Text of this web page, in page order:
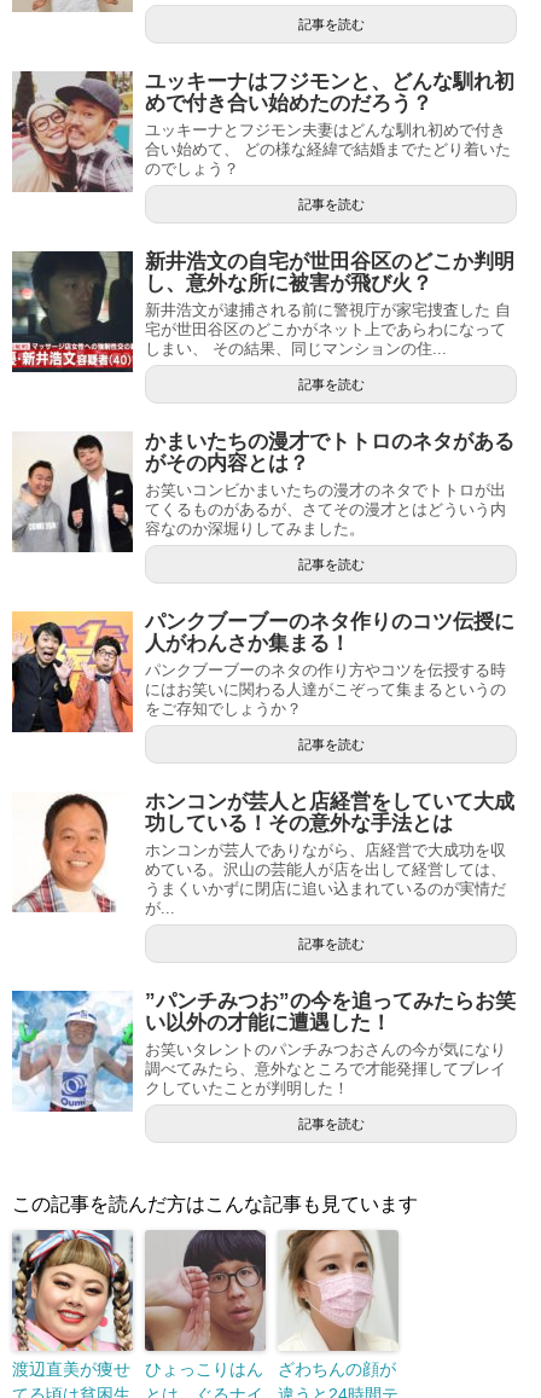
記事を読む
ユッキーナはフジモンと、どんな馴れ初
めで付き合い始めたのだろう？
ユッキーナとフジモン夫妻はどんな馴れ初めで付き
合い始めて、 どの様な経緯で結婚までたどり着いた
のでしょう？
記事を読む
新井浩文の自宅が世田谷区のどこか判明
し、意外な所に被害が飛び火？
新井浩文が逮捕される前に警視庁が家宅捜査した 自
宅が世田谷区のどこかがネット上であらわになって
しまい、 その結果、同じマンションの住...
記事を読む
かまいたちの漫才でトトロのネタがある
がその内容とは？
お笑いコンビかまいたちの漫才のネタでトトロが出
てくるものがあるが、さてその漫才とはどういう内
容なのか深堀りしてみました。
記事を読む
パンクブーブーのネタ作りのコツ伝授に
人がわんさか集まる！
パンクブーブーのネタの作り方やコツを伝授する時
にはお笑いに関わる人達がこぞって集まるというの
をご存知でしょうか？
記事を読む
ホンコンが芸人と店経営をしていて大成
功している！その意外な手法とは
ホンコンが芸人でありながら、店経営で大成功を収
めている。沢山の芸能人が店を出して経営しては、
うまくいかずに閉店に追い込まれているのが実情だ
が...
記事を読む
”パンチみつお”の今を追ってみたらお笑
い以外の才能に遭遇した！
お笑いタレントのパンチみつおさんの今が気になり
調べてみたら、意外なところで才能発揮してブレイ
クしていたことが判明した！
記事を読む
この記事を読んだ方はこんな記事も見ています
渡辺直美が痩せ
ひょっこりはん
ざわちんの顔が